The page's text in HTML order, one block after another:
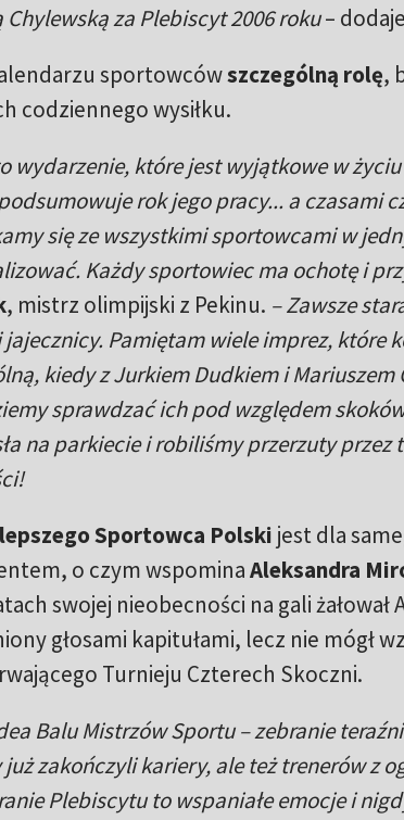
za Plebiscyt 2006 roku–
sportowcówszczególną rolę,
codziennego wysiłku.
wydarzenie, które jest wyjątkowe w
rok jego pracy... a czasami
się ze wszystkimi sportowcami w
Każdy sportowiec ma ochotę i
, mistrz olimpijski z Pekinu. – Zawsze
Pamiętam wiele imprez, które
kiedy z Jurkiem Dudkiem i
sprawdzać ich pod względem
na parkiecie i robiliśmy przerzuty przez
Sportowca Polski jest dla
o czym wspominaAleksandra
swojej nieobecności na gali żałował
głosami kapitułami, lecz nie mógł
Turnieju Czterech Skoczni.
Balu Mistrzów Sportu – zebranie
zakończyli kariery, ale też trenerów z
Plebiscytu to wspaniałe emocje i